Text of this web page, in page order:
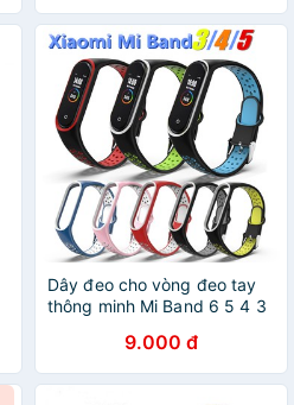
Dây đeo cho vòng đeo tay
thông minh Mi Band 6 5 4 3
9.000 đ